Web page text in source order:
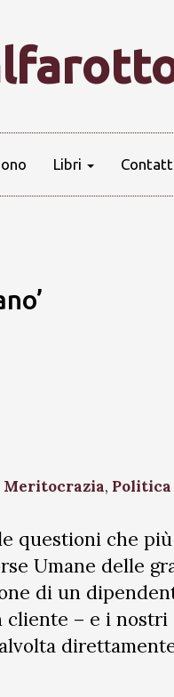
Libri
Meritocrazia,
questioni che
Umane delle
di un
cliente – e i